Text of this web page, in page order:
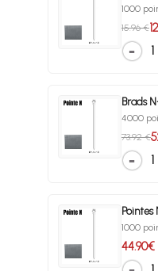
1000
15.96 €
1
Brads
4000
73.92 €
1
Pointes
1000
44.90€